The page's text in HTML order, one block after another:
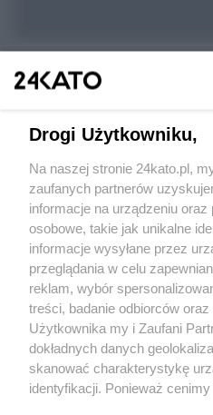
Wydawca mediów lokalnych
Nie zapomnij
zapoznać się z:
polityką prywatności
Twojemiasto
Piekary Śląskie
Chorzów
Tarnowskie Góry
Drogi Użytkowniku,
Na naszej stronie 24kato.pl,
zaufanych partnerów
informacje na urządzeniu
osobowe, takie jak unikalne
informacje wysyłane przez
przeglądania w celu
reklam, wybór
treści, badanie odbiorców oraz
Użytkownika my i Zaufani
dokładnych danych
skanować charakterystykę
identyfikacji. Ponieważ